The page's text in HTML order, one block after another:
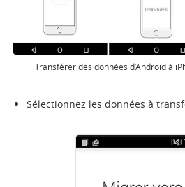
Transférer des données d’Android à
Sélectionnez les données à